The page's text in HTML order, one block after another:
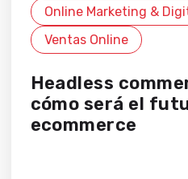
Online Marketing &
Ventas Online
Headless
cómo será el
ecommerce